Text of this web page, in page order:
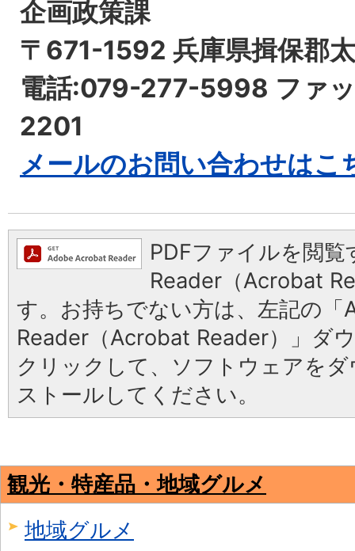
企画政策課
〒671-1592 兵庫県揖保郡
電話:079-277-5998 ファ
2201
メールのお問い合わせはこ
PDFファイルを閲
Reader（Acrobat
す。お持ちでない方は、左記の「
Reader（Acrobat Reader）」ダ
クリックして、ソフトウェアを
ストールしてください。
観光・特産品・地域グルメ
地域グルメ